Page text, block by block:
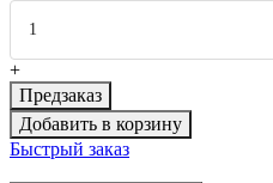
+
Предзаказ
Добавить в корзину
Быстрый заказ